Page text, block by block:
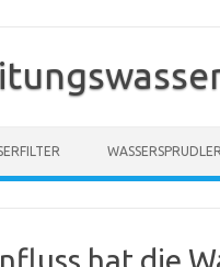
WASSERSPRUDLER
hat die